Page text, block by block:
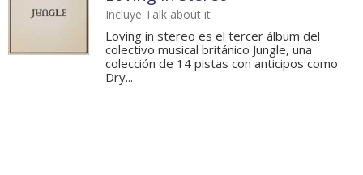
Incluye Talk about it
Loving in stereo es el tercer álbum del
colectivo musical británico Jungle, una
colección de 14 pistas con anticipos como
Dry...